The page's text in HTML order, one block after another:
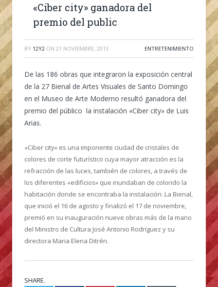
«Ciber city» ganadora del
premio del public
BY 12Y2 ON 21 NOVIEMBRE, 2013 ENTRETENIMIENTO
De las 186 obras que integraron la exposición central
de la 27 Bienal de Artes Visuales de Santo Domingo
en el Museo de Arte Moderno resultó ganadora del
premio del público la instalación «Ciber city» de Luis
Arias.
«Ciber city» es una imponente ciudad de cristales de
colores de corte futurístico cuya mayor atracción es la
refracción de las luces, también de colores, a través de
los diferentes «edificios» que inundaban de colorido la
habitación donde se encontraba la instalación. La Bienal,
que inició el 16 de agosto y finalizó el 17 de noviembre,
premió en su inauguración nueve obras más de la mano
del Ministro de Cultura José Antonio Rodríguez y su
directora Maria Elena Ditrén.
SHARE.